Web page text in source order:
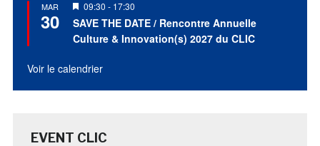
MAR
30
Mis
en
avant
09:30 - 17:30
SAVE THE DATE / Rencontre Annuelle
Culture & Innovation(s) 2027 du CLIC
Voir le calendrier
EVENT CLIC